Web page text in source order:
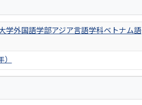
学外国語学部アジア言語学科ベトナム語